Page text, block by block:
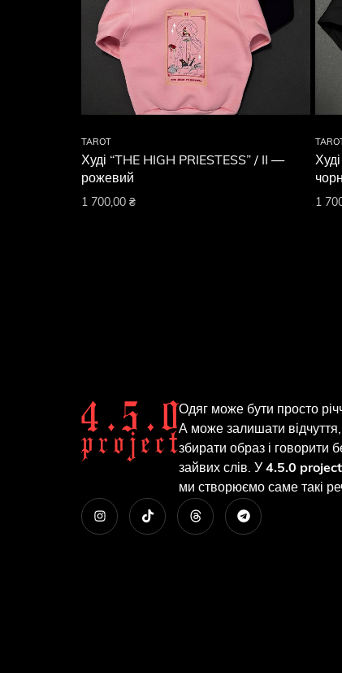
TAROT
Худі “THE HIGH PRIESTESS” / II —
рожевий
1 700,00 ₴
TAROT
1
Одяг може бути просто
А може залишати відчуття,
збирати образ і говорити
зайвих слів. У 4.5.0 project
ми створюємо саме такі